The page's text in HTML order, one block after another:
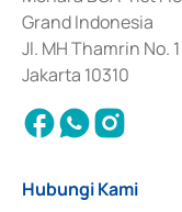
Surat Berharga
Grand Indonesia
Jl. MH Thamrin No. 1
Jakarta 10310
Hubungi Kami